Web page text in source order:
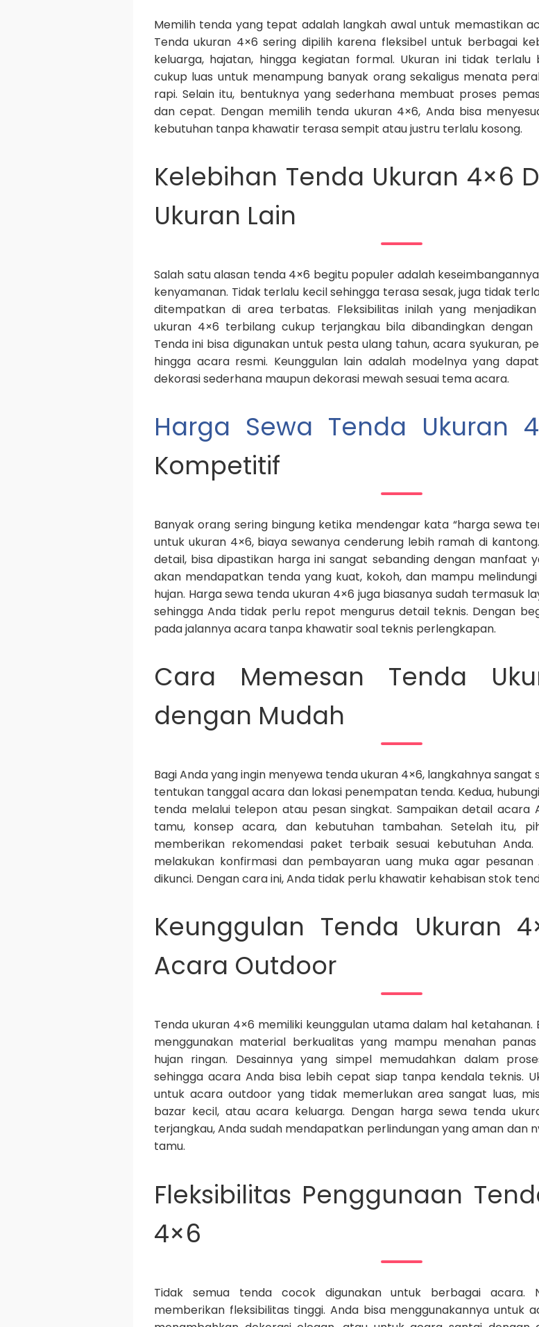
Memilih tenda yang tepat adalah langkah awal untuk memastikan
Tenda ukuran 4×6 sering dipilih karena fleksibel untuk berbagai
keluarga, hajatan, hingga kegiatan formal. Ukuran ini tidak
cukup luas untuk menampung banyak orang sekaligus menata
rapi. Selain itu, bentuknya yang sederhana membuat proses
dan cepat. Dengan memilih tenda ukuran 4×6, Anda bisa
kebutuhan tanpa khawatir terasa sempit atau justru terlalu kosong.
Kelebihan Tenda Ukuran 4×6
Ukuran Lain
Salah satu alasan tenda 4×6 begitu populer adalah
kenyamanan. Tidak terlalu kecil sehingga terasa sesak, juga tidak
ditempatkan di area terbatas. Fleksibilitas inilah yang
ukuran 4×6 terbilang cukup terjangkau bila dibandingkan dengan
Tenda ini bisa digunakan untuk pesta ulang tahun, acara syukuran,
hingga acara resmi. Keunggulan lain adalah modelnya yang
dekorasi sederhana maupun dekorasi mewah sesuai tema acara.
Harga Sewa Tenda Ukuran
Kompetitif
Banyak orang sering bingung ketika mendengar kata “harga sewa
untuk ukuran 4×6, biaya sewanya cenderung lebih ramah di
detail, bisa dipastikan harga ini sangat sebanding dengan manfaat
akan mendapatkan tenda yang kuat, kokoh, dan mampu
hujan. Harga sewa tenda ukuran 4×6 juga biasanya sudah termasuk
sehingga Anda tidak perlu repot mengurus detail teknis. Dengan
pada jalannya acara tanpa khawatir soal teknis perlengkapan.
Cara Memesan Tenda
dengan Mudah
Bagi Anda yang ingin menyewa tenda ukuran 4×6, langkahnya sangat
tentukan tanggal acara dan lokasi penempatan tenda. Kedua,
tenda melalui telepon atau pesan singkat. Sampaikan detail acara
tamu, konsep acara, dan kebutuhan tambahan. Setelah itu,
memberikan rekomendasi paket terbaik sesuai kebutuhan
melakukan konfirmasi dan pembayaran uang muka agar pesanan
dikunci. Dengan cara ini, Anda tidak perlu khawatir kehabisan stok
Keunggulan Tenda Ukuran
Acara Outdoor
Tenda ukuran 4×6 memiliki keunggulan utama dalam hal ketahanan.
menggunakan material berkualitas yang mampu menahan
hujan ringan. Desainnya yang simpel memudahkan dalam
sehingga acara Anda bisa lebih cepat siap tanpa kendala teknis.
untuk acara outdoor yang tidak memerlukan area sangat luas,
bazar kecil, atau acara keluarga. Dengan harga sewa tenda
terjangkau, Anda sudah mendapatkan perlindungan yang aman dan
tamu.
Fleksibilitas Penggunaan
4×6
Tidak semua tenda cocok digunakan untuk berbagai acara.
memberikan fleksibilitas tinggi. Anda bisa menggunakannya untuk